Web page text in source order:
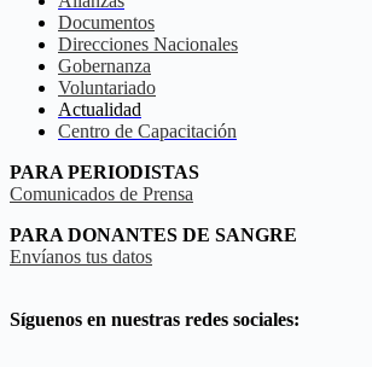
Documentos
Direcciones Nacionales
Gobernanza
Voluntariado
Actualidad
Centro de Capacitación
PARA PERIODISTAS
Comunicados de Prensa
PARA DONANTES DE SANGRE
Envíanos tus datos
Síguenos en nuestras redes sociales: